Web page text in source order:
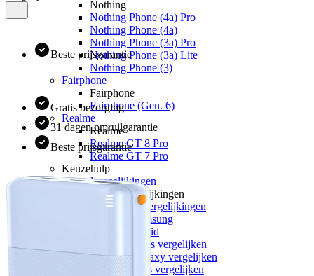
Nothing
Nothing Phone (4a) Pro
Nothing Phone (4a)
Nothing Phone (3a) Pro
Nothing Phone (3a) Lite
Nothing Phone (3)
Fairphone
Fairphone
Fairphone (Gen. 6)
Realme
Realme
Realme GT 8 Pro
Realme GT 7 Pro
Keuzehulp
Toestelvergelijkingen
Toestelvergelijkingen
Alle Toestelvergelijkingen
Apple vs Samsung
iOS vs Android
Apple iPhones vergelijken
Samsung Galaxy vergelijken
Google Pixels vergelijken
Beste prijsgarantie
Gratis bezorging
31 dagen omruilgarantie
Beste prijsgarantie